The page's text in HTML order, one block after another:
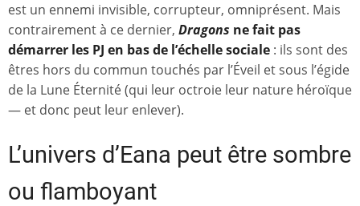
est un ennemi invisible, corrupteur, omniprésent. Mais
contrairement à ce dernier, Dragons ne fait pas
démarrer les PJ en bas de l’échelle sociale : ils sont des
êtres hors du commun touchés par l’Éveil et sous l’égide
de la Lune Éternité (qui leur octroie leur nature héroïque
— et donc peut leur enlever).
L’univers d’Eana peut être sombre
ou flamboyant